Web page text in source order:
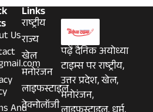
पढ़ें दैनिक अयोध्या
टाइम्स पर राष्ट्रीय,
उत्तर प्रदेश, खेल,
मनोरंजन,
Links
राष्ट्रीय
राज्य
खेल
मनोरंजन
लाइफस्टाइल
टेक्नोलॉजी
Us